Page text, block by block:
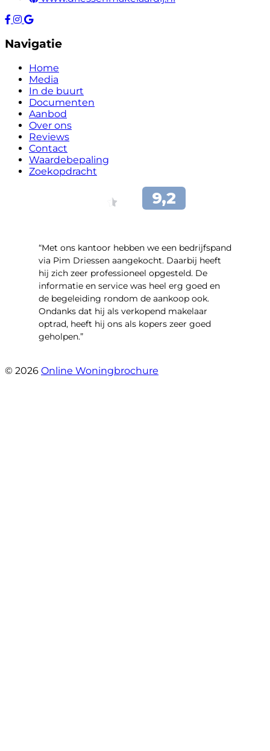
Navigatie
Home
Media
In de buurt
Documenten
Aanbod
Over ons
Reviews
Contact
Waardebepaling
Zoekopdracht
“Met ons kantoor hebben we een bedrijfspand
via Pim Driessen aangekocht. Daarbij heeft
hij zich zeer professioneel opgesteld. De
informatie en service was heel erg goed en
de begeleiding rondom de aankoop ook.
Ondanks dat hij als verkopend makelaar
optrad, heeft hij ons als kopers zeer goed
geholpen.”
© 2026 Online Woningbrochure